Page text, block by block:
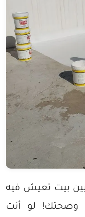
بين بيت تعيش فيه
وصحتك! لو أنت